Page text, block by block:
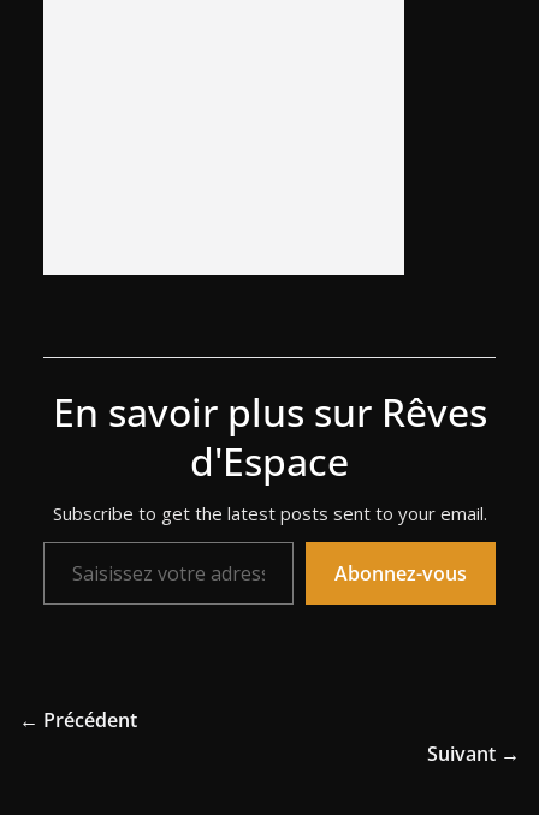
En savoir plus sur Rêves
d'Espace
Subscribe to get the latest posts sent to your email.
Saisissez votre adresse e-mail…
Abonnez-vous
← Précédent
Suivant →